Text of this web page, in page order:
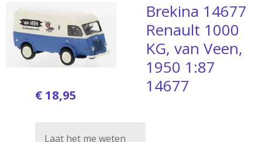
Brekina 14677
Renault 1000
KG, van Veen,
1950 1:87
14677
€ 18,95
Laat het me weten